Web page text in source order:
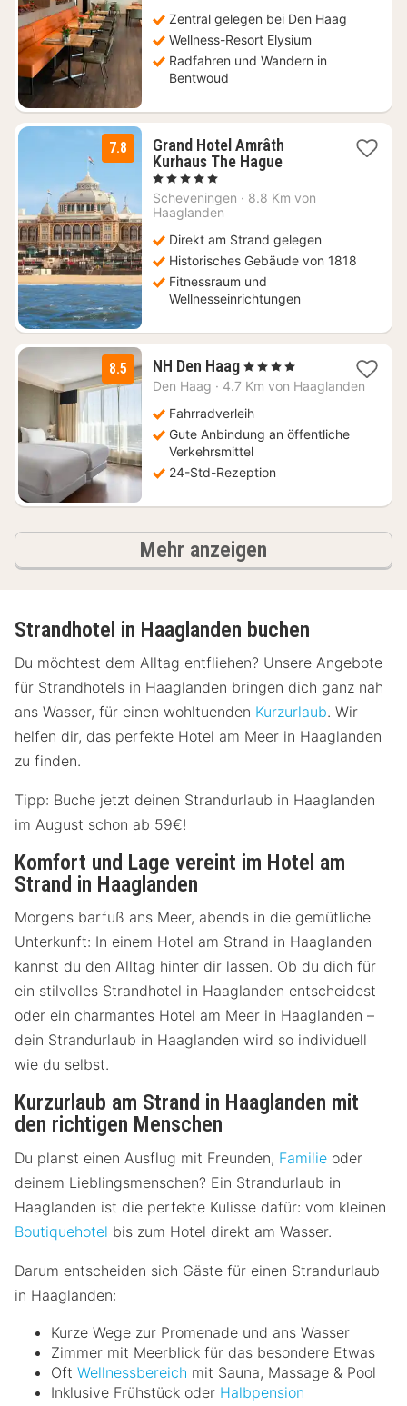
€
Zentral gelegen bei Den Haag
Wellness-Resort Elysium
Radfahren und Wandern in
Bentwoud
7.8
Grand Hotel Amrâth
Kurhaus The Hague1
ab
, 5 Sterne
Scheveningen · 8.8 Km von
Haaglanden
Direkt am Strand gelegen
Historisches Gebäude von 1818
Fitnessraum und
Wellnesseinrichtungen
8.5 NH Den Haag2
Nächte
162
€
, 4 Sterne
Den Haag · 4.7 Km von Haaglanden
Fahrradverleih
Gute Anbindung an öffentliche
Verkehrsmittel
24-Std-Rezeption
Mehr anzeigen
Strandhotel in Haaglanden buchen
Du möchtest dem Alltag entfliehen? Unsere Angebote
für Strandhotels in Haaglanden bringen dich ganz nah
ans Wasser, für einen wohltuenden Kurzurlaub. Wir
helfen dir, das perfekte Hotel am Meer in Haaglanden
zu finden.
Tipp: Buche jetzt deinen Strandurlaub in Haaglanden
im August schon ab 59€!
Komfort und Lage vereint im Hotel am
Strand in Haaglanden
Morgens barfuß ans Meer, abends in die gemütliche
Unterkunft: In einem Hotel am Strand in Haaglanden
kannst du den Alltag hinter dir lassen. Ob du dich für
ein stilvolles Strandhotel in Haaglanden entscheidest
oder ein charmantes Hotel am Meer in Haaglanden –
dein Strandurlaub in Haaglanden wird so individuell
wie du selbst.
Kurzurlaub am Strand in Haaglanden mit
den richtigen Menschen
Du planst einen Ausflug mit Freunden, Familie oder
deinem Lieblingsmenschen? Ein Strandurlaub in
Haaglanden ist die perfekte Kulisse dafür: vom kleinen
Boutiquehotel bis zum Hotel direkt am Wasser.
Darum entscheiden sich Gäste für einen Strandurlaub
in Haaglanden:
Kurze Wege zur Promenade und ans Wasser
Zimmer mit Meerblick für das besondere Etwas
Oft Wellnessbereich mit Sauna, Massage & Pool
Inklusive Frühstück oder Halbpension